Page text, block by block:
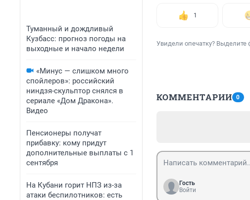
Туманный и дождливый
Кузбасс: прогноз погоды на
выходные и начало недели
«Минус — слишком много
спойлеров»: российский
ниндзя-скульптор снялся в
сериале «Дом Дракона».
Видео
Пенсионеры получат
прибавку: кому придут
дополнительные выплаты с 1
сентября
На Кубани горит НПЗ из-за
атаки беспилотников: есть
1
Увидели опечатку? Выделите
КОММЕНТАРИИ 0
Гость
Войти